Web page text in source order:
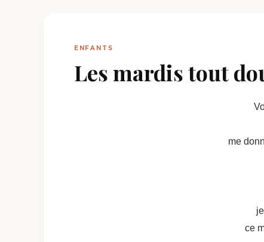
ENFANTS
Les mardis tout
me
ce